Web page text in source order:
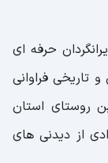
حرفه ای
تاریخی فراوانی
روستای استان
از دیدنی های